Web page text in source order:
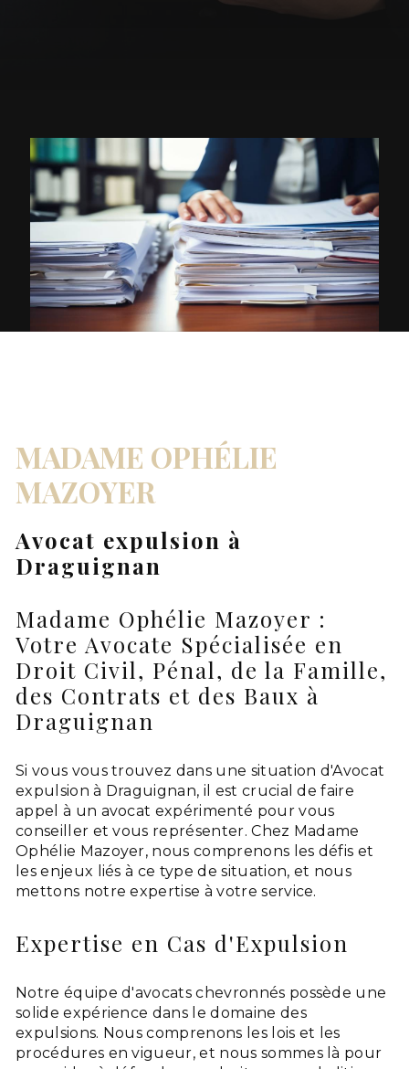
MADAME OPHÉLIE
MAZOYER
Avocat expulsion à
Draguignan
Madame Ophélie Mazoyer :
Votre Avocate Spécialisée en
Droit Civil, Pénal, de la Famille,
des Contrats et des Baux à
Draguignan
Si vous vous trouvez dans une situation d'Avocat
expulsion à Draguignan, il est crucial de faire
appel à un avocat expérimenté pour vous
conseiller et vous représenter. Chez Madame
Ophélie Mazoyer, nous comprenons les défis et
les enjeux liés à ce type de situation, et nous
mettons notre expertise à votre service.
Expertise en Cas d'Expulsion
Notre équipe d'avocats chevronnés possède une
solide expérience dans le domaine des
expulsions. Nous comprenons les lois et les
procédures en vigueur, et nous sommes là pour